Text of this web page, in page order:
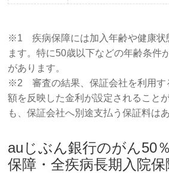
※1 疾病保障には加入年齢や健康状
ます。特に50歳以下などの年齢条件
があります。
※2 審査の結果、保証会社を利用す
額を反映した金利が設定されること
も、保証会社へ別途支払う保証料は
auじぶん銀行のがん50
保障・全疾病長期入院保